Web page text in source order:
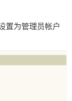
置为管理员帐户